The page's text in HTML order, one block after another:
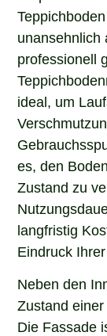
unansehnlich
professionell
ideal, um
es, den
Zustand zu
langfristig
Eindruck
Neben den
Zustand
Die Fassade